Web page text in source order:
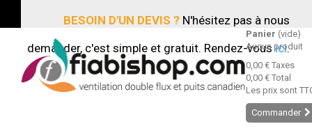
BESOIN D'UN DEVIS ?N'hésitez pas à nous
demander, c'est simple et gratuit. Rendez-vousici.
Panier (vide)
Aucun produit
0,00 € Taxes
0,00 € Total
Les prix sont
Commander